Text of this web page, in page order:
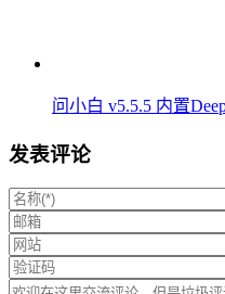
问小白 v5.5.5 内置
发表评论